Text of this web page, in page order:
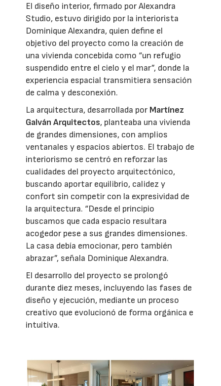
El diseño interior, firmado por Alexandra
Studio, estuvo dirigido por la interiorista
Dominique Alexandra, quien define el
objetivo del proyecto como la creación de
una vivienda concebida como “un refugio
suspendido entre el cielo y el mar”, donde la
experiencia espacial transmitiera sensación
de calma y desconexión.
La arquitectura, desarrollada por Martínez
Galván Arquitectos, planteaba una vivienda
de grandes dimensiones, con amplios
ventanales y espacios abiertos. El trabajo de
interiorismo se centró en reforzar las
cualidades del proyecto arquitectónico,
buscando aportar equilibrio, calidez y
confort sin competir con la expresividad de
la arquitectura. “Desde el principio
buscamos que cada espacio resultara
acogedor pese a sus grandes dimensiones.
La casa debía emocionar, pero también
abrazar”, señala Dominique Alexandra.
El desarrollo del proyecto se prolongó
durante diez meses, incluyendo las fases de
diseño y ejecución, mediante un proceso
creativo que evolucionó de forma orgánica e
intuitiva.